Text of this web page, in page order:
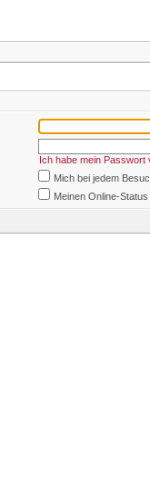
Ich habe mein Passwort
Mich bei jedem
Meinen Online-